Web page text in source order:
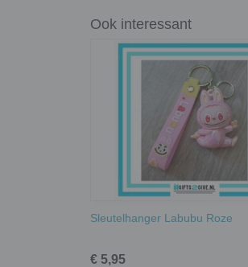
Ook interessant
Sleutelhanger Labubu Roze
€ 5,95